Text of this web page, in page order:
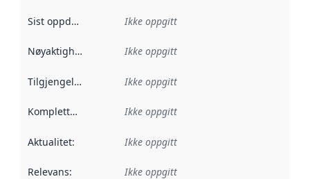
Sist oppdatert Ikke oppgitt
Nøyaktighet Ikke oppgitt
Tilgjengelighet Ikke oppgitt
Kompletthet Ikke oppgitt
Aktualitet: Ikke oppgitt
Relevans: Ikke oppgitt